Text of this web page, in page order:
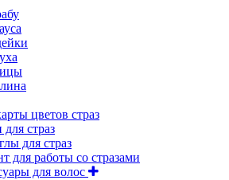
цветов страз
страз
для страз
для работы со стразами
для волос